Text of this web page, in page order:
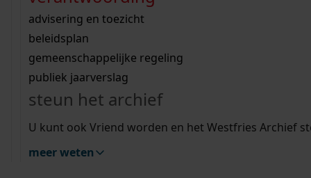
bouwvergunningen
omgevingsvergunningen
vergunningen
beeld en geluid
uitleg nodig?
Wij helpen u op weg met een aantal zoektips.
bekijk alle zoektips
Wij helpen u op weg met een aantal zoektips.
bekijk alle zoektips
bekijk ons geschiedenislokaal
advisering en toezicht
beleidsplan
gemeenschappelijke regeling
publiek jaarverslag
steun het archief
U kunt ook Vriend worden en het Westfries Archief
meer weten
zoektips
Mijn Studiezaal (inloggen)
uw zoekopdracht te